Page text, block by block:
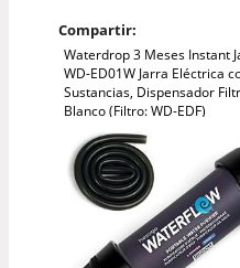
Compartir:
Waterdrop 3 Meses Instant
WD-ED01W Jarra Eléctrica
Sustancias, Dispensador
Blanco (Filtro: WD-EDF)